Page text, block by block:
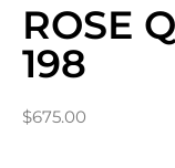
ROSE
198
$675.00